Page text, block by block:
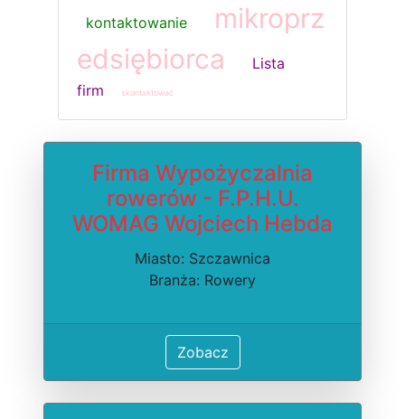
kontaktowanie
mikroprz
edsiębiorca
Lista
firm
skontaktować
Firma Wypożyczalnia
rowerów - F.P.H.U.
WOMAG Wojciech Hebda
Miasto: Szczawnica
Branża: Rowery
Zobacz